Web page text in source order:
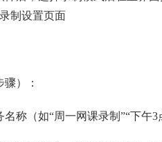
制设置页面
）：
称（如“周一网课录制”“下午